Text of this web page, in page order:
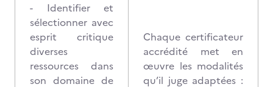
- Identifier et
sélectionner avec
esprit critique
diverses
ressources dans
son domaine de
Chaque certificateur
accrédité met en
œuvre les modalités
qu’il juge adaptées :